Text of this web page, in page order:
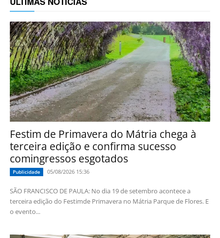
Festim de Primavera do Mátria chega à
terceira edição e confirma sucesso
comingressos esgotados
Publicidade 05/08/2026 15:36
SÃO FRANCISCO DE PAULA: No dia 19 de setembro acontece a
terceira edição do Festimde Primavera no Mátria Parque de Flores. E
o evento...